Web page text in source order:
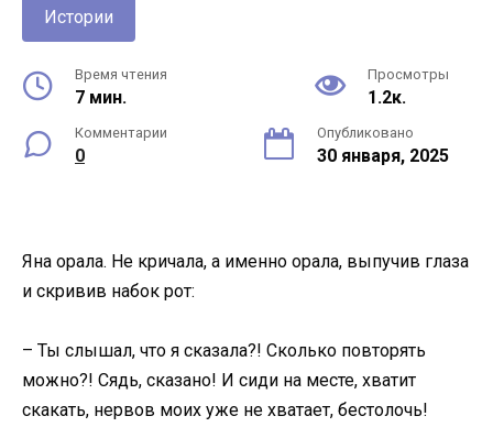
Истории
Время чтения
7 мин.
Просмотры
1.2к.
Комментарии
0
Опубликовано
30 января, 2025
Яна орала. Не кричала, а именно орала, выпучив глаза
и скривив набок рот:
– Ты слышал, что я сказала?! Сколько повторять
можно?! Сядь, сказано! И сиди на месте, хватит
скакать, нервов моих уже не хватает, бестолочь!